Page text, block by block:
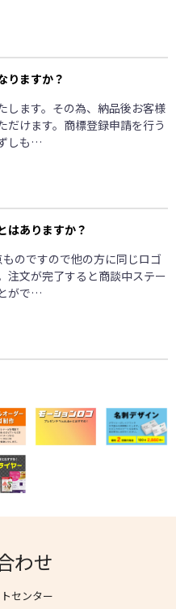
りますか？
します。その為、納品後お客様
だけます。商標登録申請を行う
しも…
はありますか？
のですので他の方に同じロゴ
注文が完了すると商談中ステー
がで…
わせ
センター